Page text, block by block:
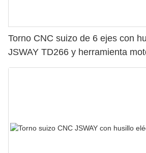
Torno CNC suizo de 6 ejes con
JSWAY TD266 y herramienta